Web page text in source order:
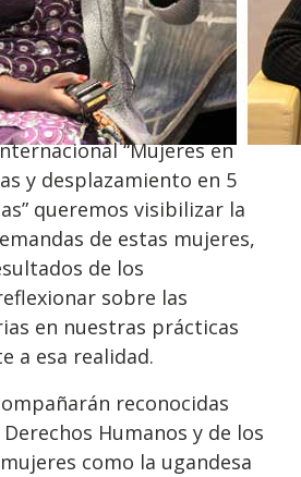
“Mujeres en
y desplazamiento en 5
queremos visibilizar la
de estas mujeres,
de los
sobre las
en nuestras prácticas
a esa realidad.
reconocidas
Humanos y de los
como la ugandesa